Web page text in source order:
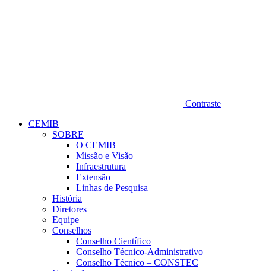
Contraste
CEMIB
SOBRE
O CEMIB
Missão e Visão
Infraestrutura
Extensão
Linhas de Pesquisa
História
Diretores
Equipe
Conselhos
Conselho Científico
Conselho Técnico-Administrativo
Conselho Técnico – CONSTEC